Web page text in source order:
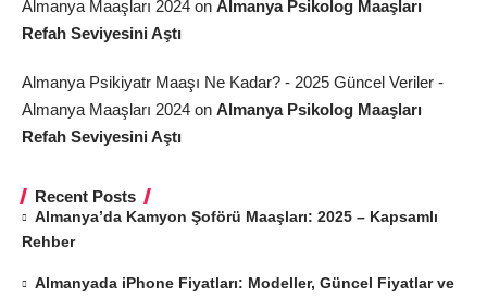
Almanya Maaşları 2024 on Almanya Psikolog Maaşları
Refah Seviyesini Aştı
Almanya Psikiyatr Maaşı Ne Kadar? - 2025 Güncel Veriler -
Almanya Maaşları 2024 on Almanya Psikolog Maaşları
Refah Seviyesini Aştı
Recent Posts
Almanya’da Kamyon Şoförü Maaşları: 2025 – Kapsamlı
Rehber
Almanyada iPhone Fiyatları: Modeller, Güncel Fiyatlar ve